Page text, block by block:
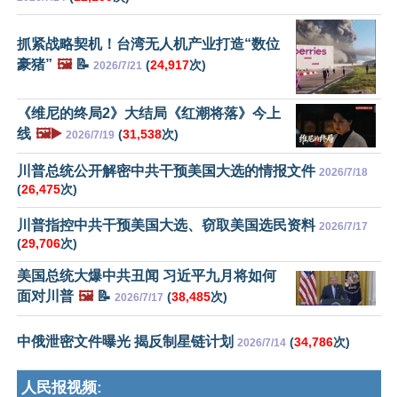
抓紧战略契机！台湾无人机产业打造“数位
豪猪” 🖼️📝 2026/7/21 (24,917次)
《维尼的终局2》大结局《红潮将落》今上
线 🖼️▶️ 2026/7/19 (31,538次)
川普总统公开解密中共干预美国大选的情报文件 2026/7/18
(26,475次)
川普指控中共干预美国大选、窃取美国选民资料 2026/7/17
(29,706次)
美国总统大爆中共丑闻 习近平九月将如何
面对川普 🖼️📝 2026/7/17 (38,485次)
中俄泄密文件曝光 揭反制星链计划 2026/7/14 (34,786次)
人民报视频: